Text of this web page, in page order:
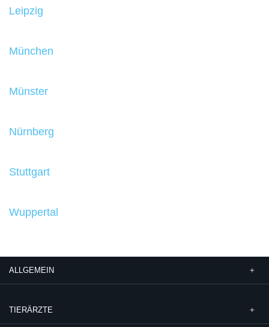
Leipzig
München
Münster
Nürnberg
Stuttgart
Wuppertal
ALLGEMEIN
TIERÄRZTE